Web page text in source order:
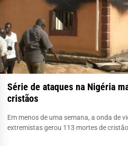
Série de ataques na Nigéria
cristãos
Em menos de uma semana, a onda de
extremistas gerou 113 mortes de